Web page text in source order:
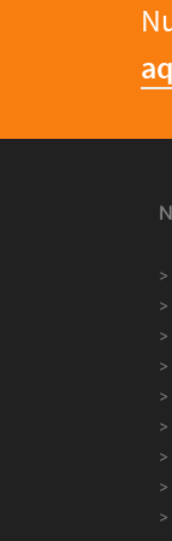
>
>
>
>
>
>
>
>
>